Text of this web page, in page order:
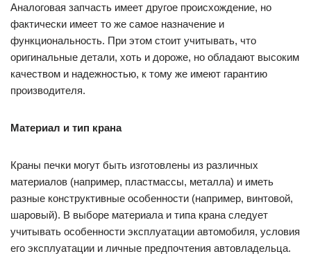
Аналоговая запчасть имеет другое происхождение, но
фактически имеет то же самое назначение и
функциональность. При этом стоит учитывать, что
оригинальные детали, хоть и дороже, но обладают высоким
качеством и надежностью, к тому же имеют гарантию
производителя.
Материал и тип крана
Краны печки могут быть изготовлены из различных
материалов (например, пластмассы, металла) и иметь
разные конструктивные особенности (например, винтовой,
шаровый). В выборе материала и типа крана следует
учитывать особенности эксплуатации автомобиля, условия
его эксплуатации и личные предпочтения автовладельца.